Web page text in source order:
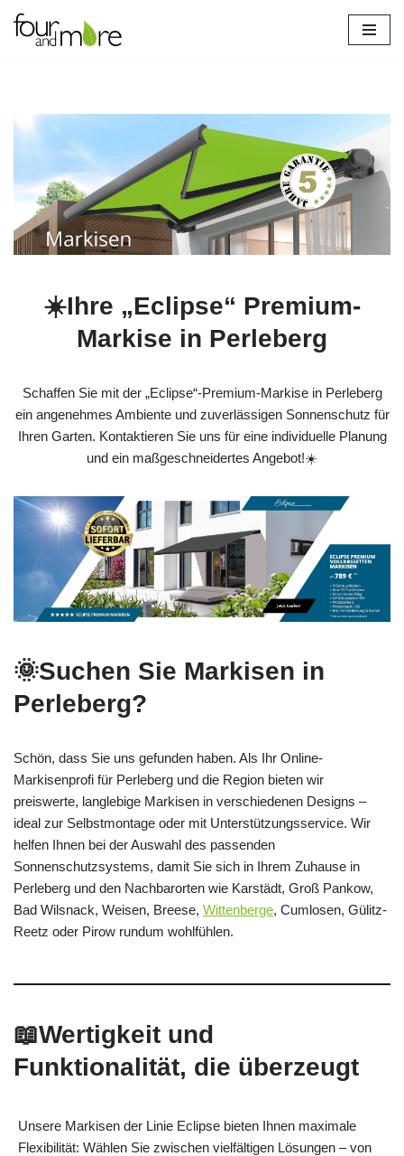
Zum
☀️Ihre „Eclipse“ Premium-
Markise in Perleberg
Schaffen Sie mit der „Eclipse“-Premium‑Markise in Perleberg
ein angenehmes Ambiente und zuverlässigen Sonnenschutz für
Ihren Garten. Kontaktieren Sie uns für eine individuelle Planung
und ein maßgeschneidertes Angebot!☀️
🌞Suchen Sie Markisen in
Perleberg?
Schön, dass Sie uns gefunden haben. Als Ihr Online-
Markisenprofi für Perleberg und die Region bieten wir
preiswerte, langlebige Markisen in verschiedenen Designs –
ideal zur Selbstmontage oder mit Unterstützungsservice. Wir
helfen Ihnen bei der Auswahl des passenden
Sonnenschutzsystems, damit Sie sich in Ihrem Zuhause in
Perleberg und den Nachbarorten wie Karstädt, Groß Pankow,
Bad Wilsnack, Weisen, Breese, Wittenberge, Cumlosen, Gülitz-
Reetz oder Pirow rundum wohlfühlen.
📖Wertigkeit und
Funktionalität, die überzeugt
Unsere Markisen der Linie Eclipse bieten Ihnen maximale
Flexibilität: Wählen Sie zwischen vielfältigen Lösungen – von